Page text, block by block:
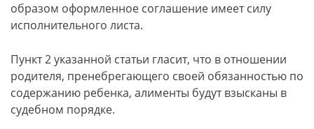
образом оформленное соглашение имеет силу
исполнительного листа.
Пункт 2 указанной статьи гласит, что в отношении
родителя, пренебрегающего своей обязанностью по
содержанию ребенка, алименты будут взысканы в
судебном порядке.